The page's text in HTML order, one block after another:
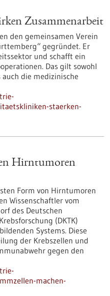
Zusammenarbeit
den gemeinsamen Verein
gegründet. Er
und schafft ein
Das gilt sowohl
die medizinische
staerken-
Hirntumoren
Form von Hirntumoren
Wissenschaftler vom
des Deutschen
(DKTK)
Systems. Diese
der Krebszellen und
gegen den
machen-